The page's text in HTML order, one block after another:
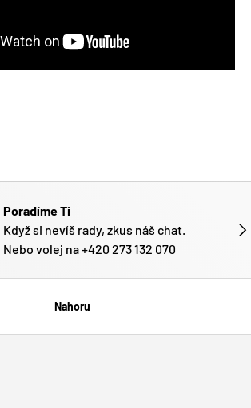
Poradíme Ti
Když si nevíš rady, zkus náš chat.
Nebo volej na +420 273 132 070
Nahoru